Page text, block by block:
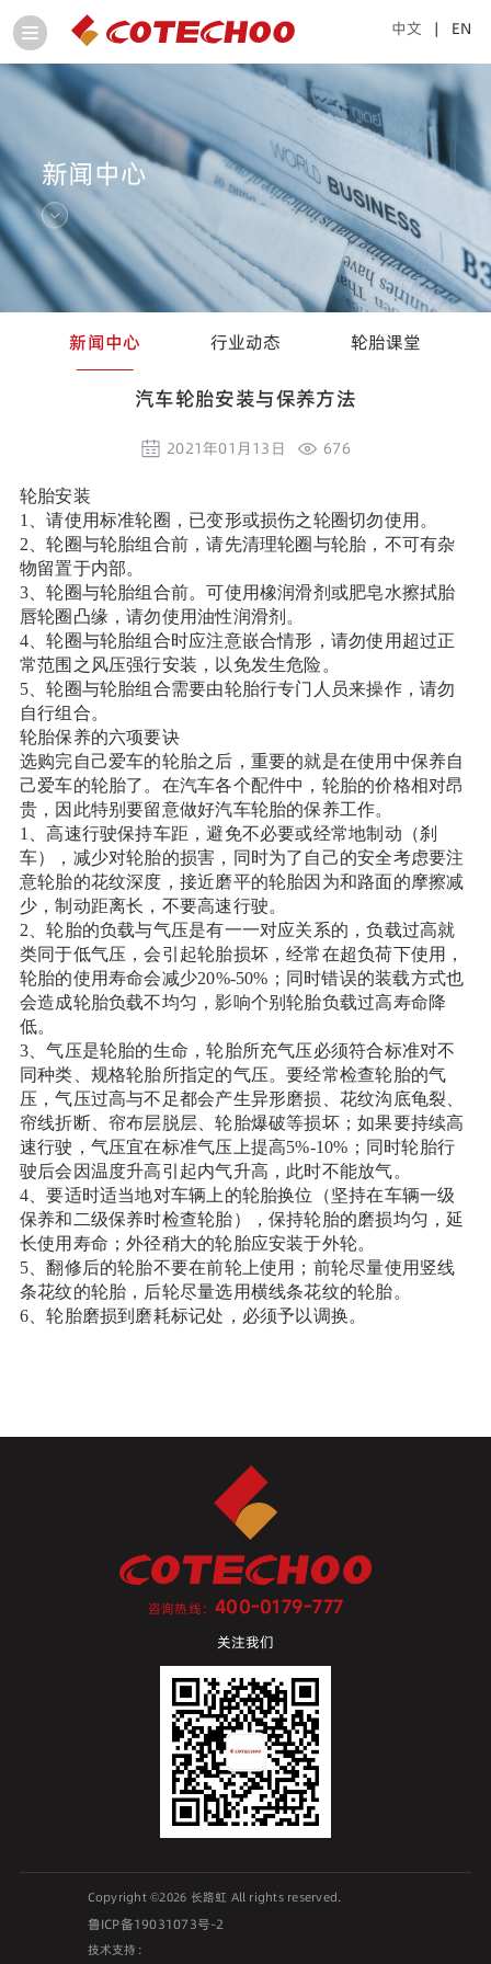
中文 | EN
新闻中心
新闻中心 行业动态 轮胎课堂
汽车轮胎安装与保养方法
2021年01月13日 676
轮胎安装
1、请使用标准轮圈，已变形或损伤之轮圈切勿使用。
2、轮圈与轮胎组合前，请先清理轮圈与轮胎，不可有杂
物留置于内部。
3、轮圈与轮胎组合前。可使用橡润滑剂或肥皂水擦拭胎
唇轮圈凸缘，请勿使用油性润滑剂。
4、轮圈与轮胎组合时应注意嵌合情形，请勿使用超过正
常范围之风压强行安装，以免发生危险。
5、轮圈与轮胎组合需要由轮胎行专门人员来操作，请勿
自行组合。
轮胎保养的六项要诀
选购完自己爱车的轮胎之后，重要的就是在使用中保养自
己爱车的轮胎了。在汽车各个配件中，轮胎的价格相对昂
贵，因此特别要留意做好汽车轮胎的保养工作。
1、高速行驶保持车距，避免不必要或经常地制动（刹
车），减少对轮胎的损害，同时为了自己的安全考虑要注
意轮胎的花纹深度，接近磨平的轮胎因为和路面的摩擦减
少，制动距离长，不要高速行驶。
2、轮胎的负载与气压是有一一对应关系的，负载过高就
类同于低气压，会引起轮胎损坏，经常在超负荷下使用，
轮胎的使用寿命会减少20%-50%；同时错误的装载方式也
会造成轮胎负载不均匀，影响个别轮胎负载过高寿命降
低。
3、气压是轮胎的生命，轮胎所充气压必须符合标准对不
同种类、规格轮胎所指定的气压。要经常检查轮胎的气
压，气压过高与不足都会产生异形磨损、花纹沟底龟裂、
帘线折断、帘布层脱层、轮胎爆破等损坏；如果要持续高
速行驶，气压宜在标准气压上提高5%-10%；同时轮胎行
驶后会因温度升高引起内气升高，此时不能放气。
4、要适时适当地对车辆上的轮胎换位（坚持在车辆一级
保养和二级保养时检查轮胎），保持轮胎的磨损均匀，延
长使用寿命；外径稍大的轮胎应安装于外轮。
5、翻修后的轮胎不要在前轮上使用；前轮尽量使用竖线
条花纹的轮胎，后轮尽量选用横线条花纹的轮胎。
6、轮胎磨损到磨耗标记处，必须予以调换。
咨询热线：400-0179-777
关注我们
Copyright ©2026 长路虹 All rights reserved.
鲁ICP备19031073号-2
技术支持：